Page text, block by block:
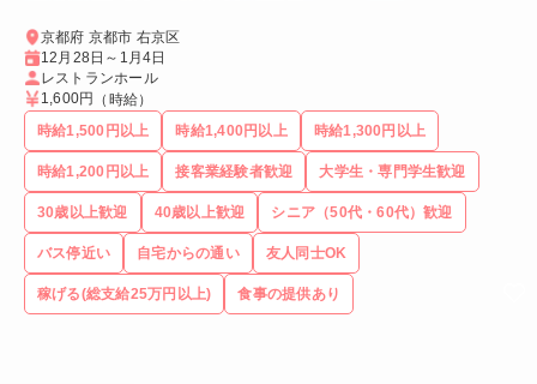
京都府 京都市 右京区
12月28日～1月4日
レストランホール
1,600円
（時給）
時給1,500円以上
時給1,400円以上 時給1,300円以上
時給1,200円以上 接客業経験者歓迎 大学生・専門学生歓迎
30歳以上歓迎 40歳以上歓迎 シニア（50代・60代）歓迎
バス停近い 自宅からの通い 友人同士OK
稼げる(総支給25万円以上) 食事の提供あり